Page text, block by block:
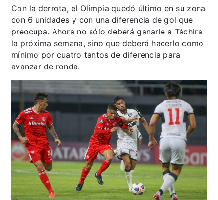
Con la derrota, el Olimpia quedó último en su zona
con 6 unidades y con una diferencia de gol que
preocupa. Ahora no sólo deberá ganarle a Táchira
la próxima semana, sino que deberá hacerlo como
mínimo por cuatro tantos de diferencia para
avanzar de ronda.